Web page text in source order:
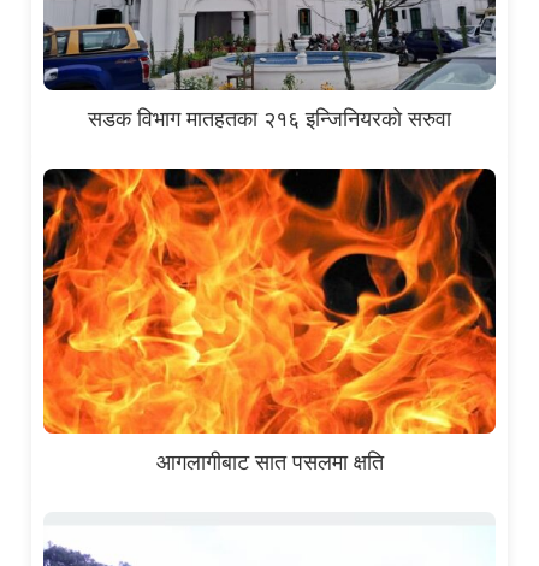
सडक विभाग मातहतका २१६ इन्जिनियरको सरुवा
आगलागीबाट सात पसलमा क्षति